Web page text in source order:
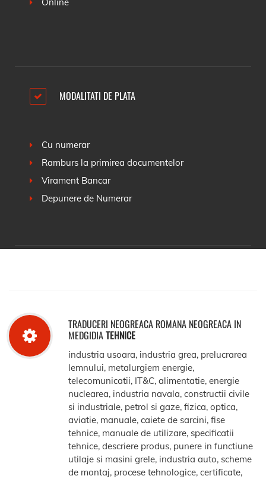
MODALITATI DE PLATA
Cu numerar
Ramburs la primirea documentelor
Virament Bancar
Depunere de Numerar
TRADUCERI NEOGREACA ROMANA NEOGREACA IN
MEDGIDIATEHNICE
industria usoara, industria grea, prelucrarea
lemnului, metalurgiem energie,
telecomunicatii, IT&C, alimentatie, energie
nuclearea, industria navala, constructii civile
si industriale, petrol si gaze, fizica, optica,
aviatie, manuale, caiete de sarcini, fise
tehnice, manuale de utilizare, specificatii
tehnice, descriere produs, punere in functiune
utilaje si masini grele, industria auto, scheme
de montaj, procese tehnologice, certificate,